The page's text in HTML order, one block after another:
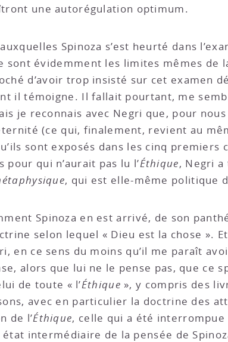
une autorégulation optimum.
Spinoza s’est heurté dans
sont évidemment les limites mêmes de
d’avoir trop insisté sur cet examen
il témoigne. Il fallait pourtant, me
je reconnais avec Negri que, pour
(ce qui, finalement, revient au
sont exposés dans les cinq
qui n’aurait pas lu l’Éthique, Negri
, qui est elle-même politique
Spinoza en est arrivé, de son
selon lequel « Dieu est la chose ».
en ce sens du moins qu’il me paraît
alors que lui ne le pense pas, que ce
de toute « l’Éthique », y compris des
avec en particulier la doctrine des
de l’Éthique, celle qui a été
état intermédiaire de la pensée de